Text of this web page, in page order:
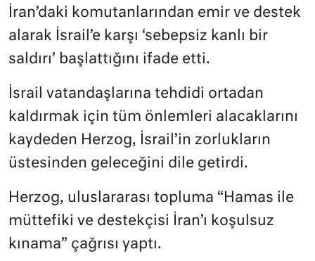
İran’daki komutanlarından emir ve destek
alarak İsrail’e karşı ‘sebepsiz kanlı bir
saldırı’ başlattığını ifade etti.
İsrail vatandaşlarına tehdidi ortadan
kaldırmak için tüm önlemleri alacaklarını
kaydeden Herzog, İsrail’in zorlukların
üstesinden geleceğini dile getirdi.
Herzog, uluslararası topluma “Hamas ile
müttefiki ve destekçisi İran’ı koşulsuz
kınama” çağrısı yaptı.